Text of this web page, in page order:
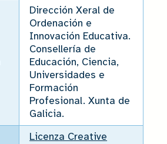
Dirección Xeral de
Ordenación e
Innovación Educativa.
Consellería de
Educación, Ciencia,
Universidades e
Formación
Profesional. Xunta de
Galicia.
Licenza Creative